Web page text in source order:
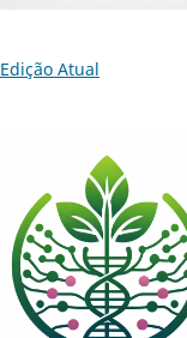
Edição Atual